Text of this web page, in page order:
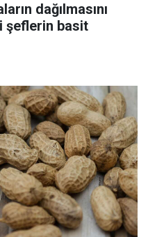
dağılmasını
şeflerin basit